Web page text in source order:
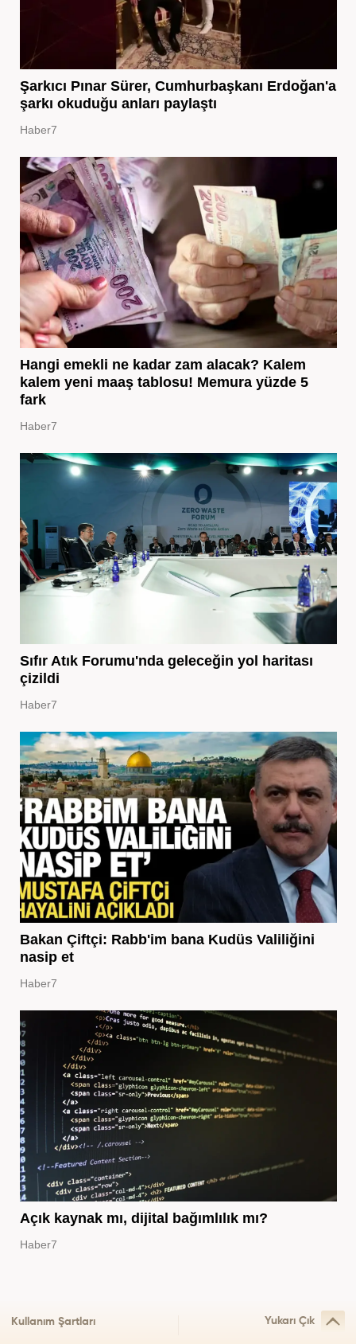
Şarkıcı Pınar Sürer, Cumhurbaşkanı Erdoğan'a
şarkı okuduğu anları paylaştı
Haber7
Hangi emekli ne kadar zam alacak? Kalem
kalem yeni maaş tablosu! Memura yüzde 5
fark
Haber7
Sıfır Atık Forumu'nda geleceğin yol haritası
çizildi
Haber7
Bakan Çiftçi: Rabb'im bana Kudüs Valiliğini
nasip et
Haber7
Açık kaynak mı, dijital bağımlılık mı?
Haber7
Kullanım Şartları Yukarı Çık